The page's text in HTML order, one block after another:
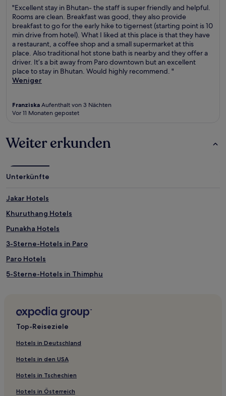
"Excellent stay in Bhutan- the staff is super friendly and helpful.
Rooms are clean. Breakfast was good, they also provide
breakfast to go for the early hike to tigernest (starting point is 10
min drive from hotel). What I liked at this place is that they have
a restaurant, a coffee shop and a small supermarket at this
place. Also traditional hot stone bath is nearby and they offer a
driver. It’s a bit away from Paro downtown but an excellent
place to stay in Bhutan. Would highly recommend. "
Weniger
Franziska Aufenthalt von 3 Nächten
Vor 11 Monaten gepostet
Weiter erkunden
Unterkünfte
Jakar Hotels
Khuruthang Hotels
Punakha Hotels
3-Sterne-Hotels in Paro
Paro Hotels
5-Sterne-Hotels in Thimphu
Zhemgang Hotels
Top-Reiseziele
Hotels in Deutschland
Hotels in den USA
Hotels in Tschechien
Hotels in Österreich